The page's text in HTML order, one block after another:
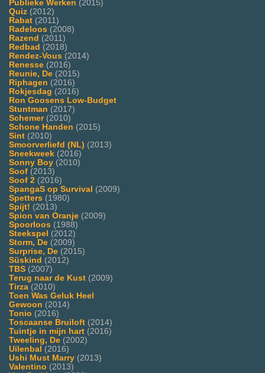
Publieke Werken (2015)
Quiz (2012)
Rabat (2011)
Radeloos (2008)
Razend (2011)
Redbad (2018)
Rendez-Vous (2014)
Renesse (2016)
Reunie, De (2015)
Riphagen (2016)
Rokjesdag (2016)
Ron Goosens Low-Budget
Stuntman (2017)
Schemer(2010)
Schone Handen (2015)
Sint (2010)
Smoorverliefd (NL) (2013)
Sneekweek (2016)
Sonny Boy (2010)
Soof (2013)
Soof 2 (2016)
SpangaS op Survival (2009)
Spetters (1980)
Spijt! (2013)
Spion van Oranje (2009)
Spoorloos (1988)
Steekspel (2012)
Storm, De (2009)
Surprise, De (2015)
Süskind (2012)
TBS (2007)
Terug naar de Kust (2009)
Tirza (2010)
Toen Was Geluk Heel
Gewoon (2014)
Tonio (2016)
Toscaanse Bruiloft (2014)
Tuintje in mijn hart (2016)
Tweeling, De (2002)
Uilenbal (2016)
Ushi Must Marry (2013)
Valentino (2013)